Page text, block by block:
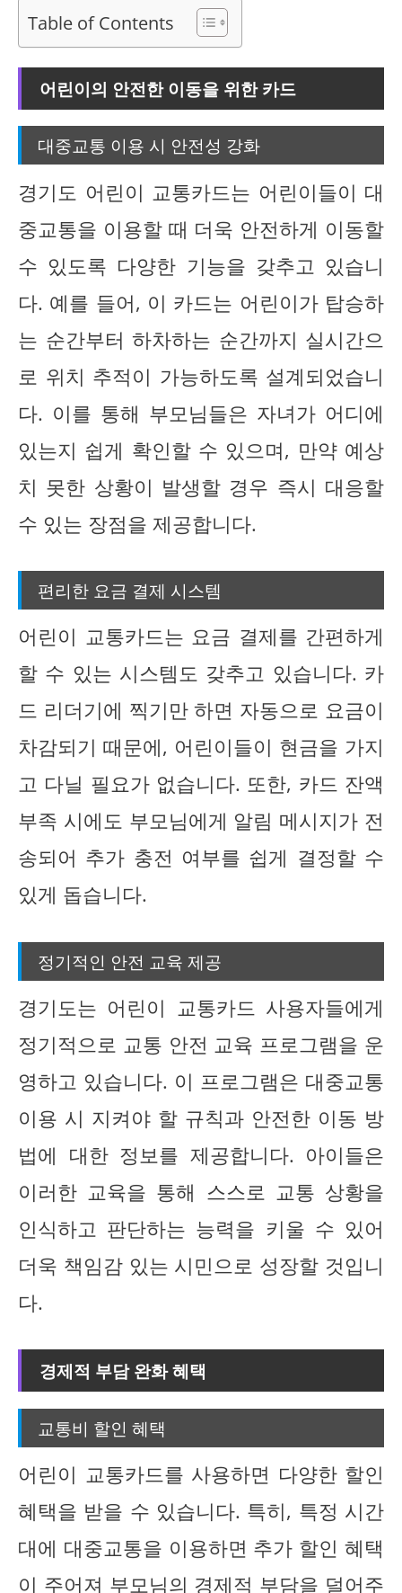
Table of Contents
어린이의 안전한 이동을 위한 카드
대중교통 이용 시 안전성 강화
경기도 어린이 교통카드는 어린이들이 대
중교통을 이용할 때 더욱 안전하게 이동할
수 있도록 다양한 기능을 갖추고 있습니
다. 예를 들어, 이 카드는 어린이가 탑승하
는 순간부터 하차하는 순간까지 실시간으
로 위치 추적이 가능하도록 설계되었습니
다. 이를 통해 부모님들은 자녀가 어디에
있는지 쉽게 확인할 수 있으며, 만약 예상
치 못한 상황이 발생할 경우 즉시 대응할
수 있는 장점을 제공합니다.
편리한 요금 결제 시스템
어린이 교통카드는 요금 결제를 간편하게
할 수 있는 시스템도 갖추고 있습니다. 카
드 리더기에 찍기만 하면 자동으로 요금이
차감되기 때문에, 어린이들이 현금을 가지
고 다닐 필요가 없습니다. 또한, 카드 잔액
부족 시에도 부모님에게 알림 메시지가 전
송되어 추가 충전 여부를 쉽게 결정할 수
있게 돕습니다.
정기적인 안전 교육 제공
경기도는 어린이 교통카드 사용자들에게
정기적으로 교통 안전 교육 프로그램을 운
영하고 있습니다. 이 프로그램은 대중교통
이용 시 지켜야 할 규칙과 안전한 이동 방
법에 대한 정보를 제공합니다. 아이들은
이러한 교육을 통해 스스로 교통 상황을
인식하고 판단하는 능력을 키울 수 있어
더욱 책임감 있는 시민으로 성장할 것입니
다.
경제적 부담 완화 혜택
교통비 할인 혜택
어린이 교통카드를 사용하면 다양한 할인
혜택을 받을 수 있습니다. 특히, 특정 시간
대에 대중교통을 이용하면 추가 할인 혜택
이 주어져 부모님의 경제적 부담을 덜어주